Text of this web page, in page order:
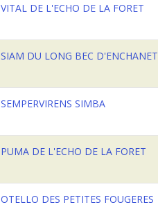
VITAL DE L'ECHO DE LA FORET
SIAM DU LONG BEC D'ENCHANET
SEMPERVIRENS SIMBA
PUMA DE L'ECHO DE LA FORET
OTELLO DES PETITES FOUGERES